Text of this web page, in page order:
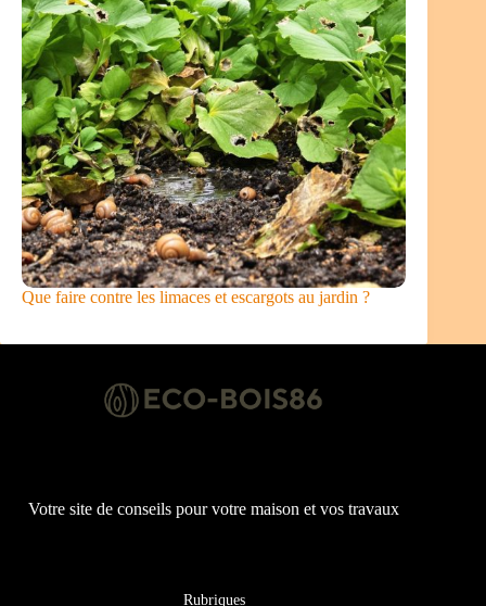
Que faire contre les limaces et escargots au jardin ?
Votre site de conseils pour votre maison et vos travaux
Rubriques